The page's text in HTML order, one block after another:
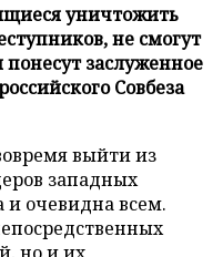
уничтожить
не смогут
понесут заслуженное
Совбеза
выйти из
западных
и очевидна всем.